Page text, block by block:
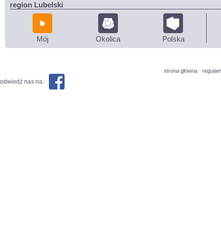
region Lubelski
Mój Okolica Polska
strona główna
odwiedź nas na: